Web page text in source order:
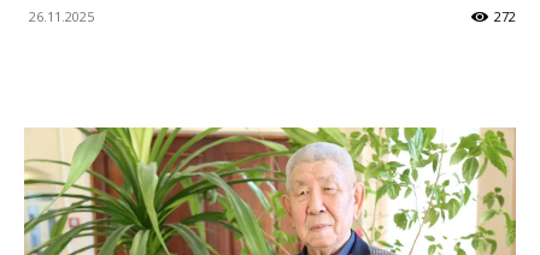
26.11.2025 272